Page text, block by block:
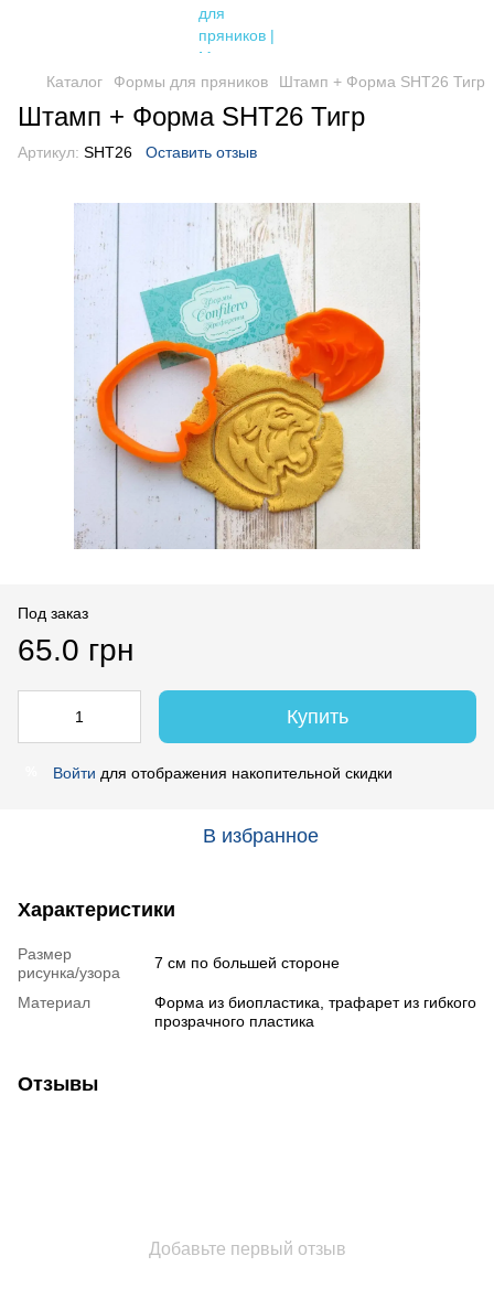
Каталог Формы для пряников Штамп + Форма SHT26 Тигр
Штамп + Форма SHT26 Тигр
Артикул: SHT26 Оставить отзыв
Под заказ
65.0 грн
Купить
Войти для отображения накопительной скидки
В избранное
Характеристики
Размер
рисунка/узора
7 см по большей стороне
Материал
Форма из биопластика, трафарет из гибкого
прозрачного пластика
Отзывы
Добавьте первый отзыв